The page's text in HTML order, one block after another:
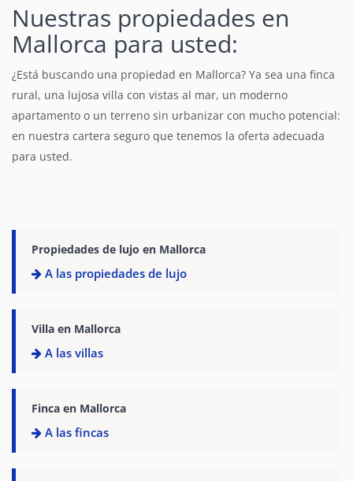
Nuestras propiedades en
Mallorca para usted:
¿Está buscando una propiedad en Mallorca? Ya sea una finca
rural, una lujosa villa con vistas al mar, un moderno
apartamento o un terreno sin urbanizar con mucho potencial:
en nuestra cartera seguro que tenemos la oferta adecuada
para usted.
Propiedades de lujo en Mallorca
A las propiedades de lujo
Villa en Mallorca
A las villas
Finca en Mallorca
A las fincas